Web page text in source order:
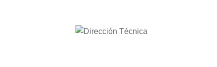
Dirección Técnica